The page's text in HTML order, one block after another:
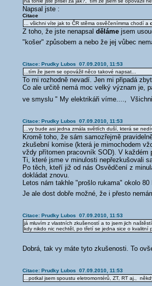
Napsal jste :
Citace
... všichni víte jak to ČR stěma osvěčenímma chodí a
Z toho, že jste nenapsal dělámejsem
"košer" způsobem a nebo že jej vůbec
Citace: Prudky Lubos 07.09.2010, 11:53
...tím že jsem se opovážil něco takové napsat...
To mi rozhodně nevadí. Jen mi připadá
Co ale určitě nemá moc velký význam je,
ve smyslu " My elektrikáři víme....,
Citace: Prudky Lubos 07.09.2010, 11:53
...vy bude asi jedna zmála světlích duší, která se
Kromě toho, že sám samozřejmě
zkušební komise (která je mimochodem
vždy přítomen pracovník SOD). V každém
Ti, které jsme v minulosti nepřezkušovali
Po těch, kteří již od nás Osvědčení z
dokládat znovu.
Letos nám takhle "prošlo rukama" okolo 80
Je ale dost dobře možné, že i přesto
Citace: Prudky Lubos 07.09.2010, 11:53
já mluvím z vlastních zkušeností a to jsem jich
kdy nikdo nic nechtěl, po třetí se jedna sice o
Dobrá, tak vy máte tyto zkušenosti. To
Citace: Prudky Lubos 07.09.2010, 11:53
...potkal jsem spoustu eletromontérů, ZT, RT aj.,